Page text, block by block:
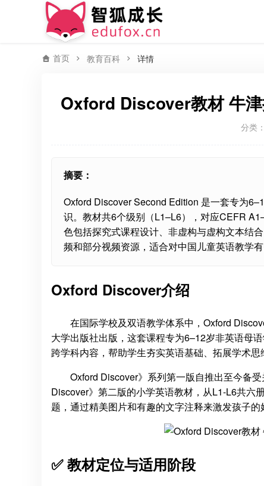
首页 教育百科 详情
Oxford Discover教材 牛
分类：
摘要：
Oxford Discover Second Edition 是一套专为
识。教材共6个级别（L1–L6），对应CEFR
色包括探究式课程设计、非虚构与虚构文本结
频和部分视频资源，适合对中国儿童英语教学有
Oxford Discover介绍
在国际学校及双语教学体系中，Oxford
大学出版社出版，这套课程专为6–12岁非英语母
跨学科内容，帮助学生夯实英语基础、拓展学术思
Oxford Discover》系列第一版自推出至今备
Discover》第二版的小学英语教材，从L1-L6共六
题，通过精美图片和有趣的文字注释来激发孩子
✅ 教材定位与适用阶段